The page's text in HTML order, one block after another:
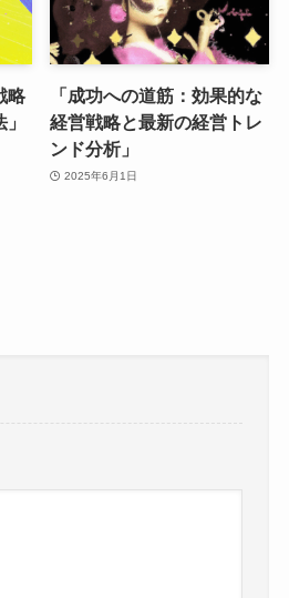
略
「成功への道筋：効果的な
経営戦略と最新の経営トレ
ンド分析」
2025年6月1日